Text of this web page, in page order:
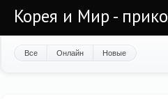
Корея и Мир -
Все Онлайн Новые